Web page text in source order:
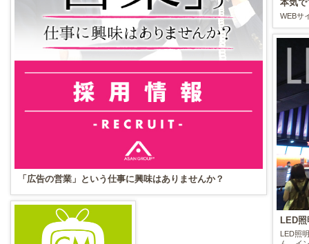
「広告の営業」という仕事に興味はありませんか？
本気
WEBサ
LED
LED照